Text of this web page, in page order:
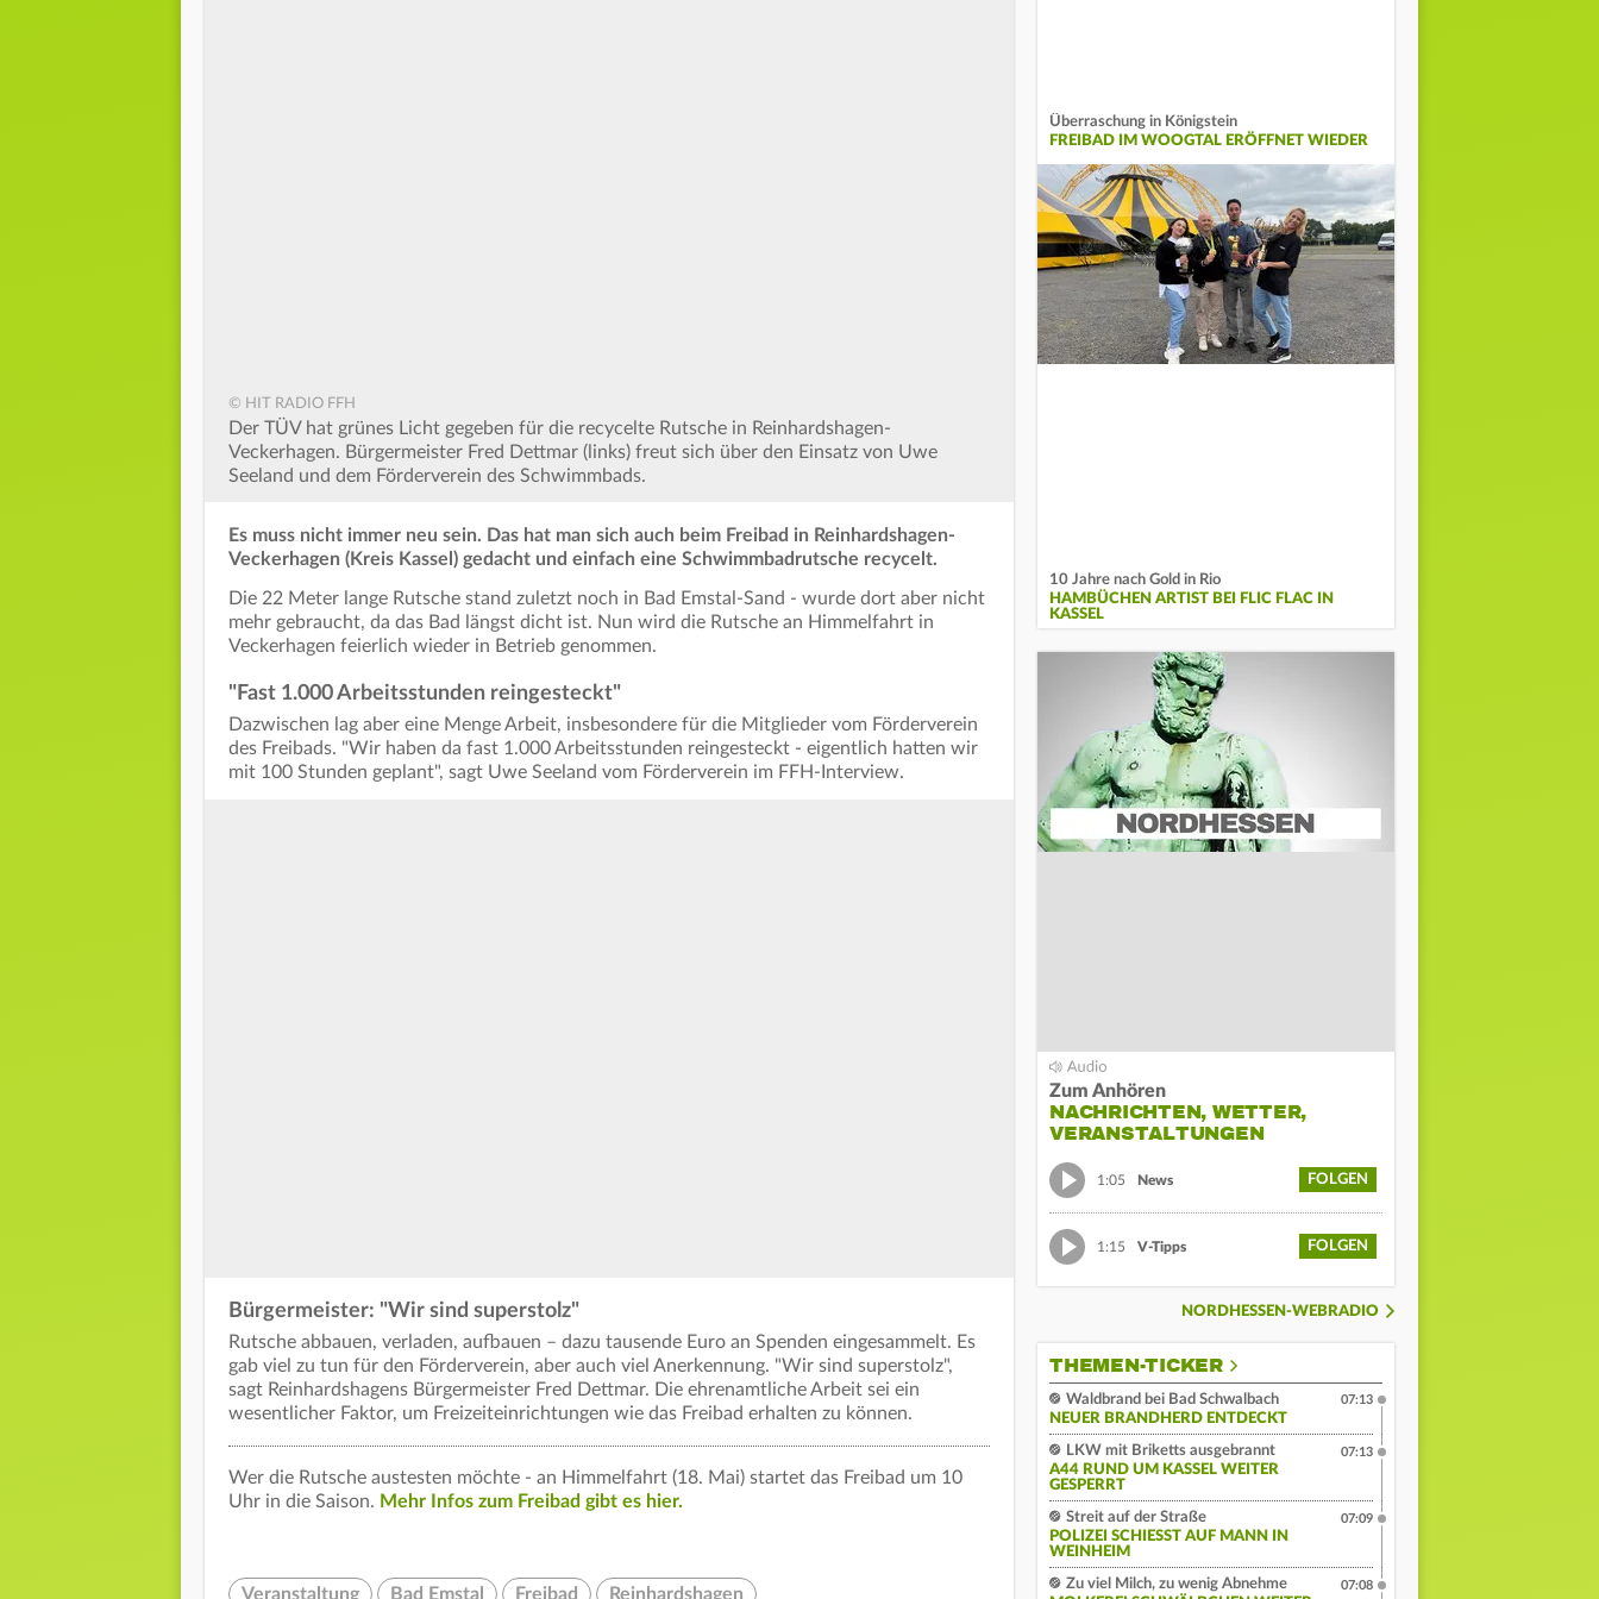
© HIT RADIO FFH
Der TÜV hat grünes Licht gegeben für die recycelte Rutsche in Reinhardshagen-
Veckerhagen. Bürgermeister Fred Dettmar (links) freut sich über den Einsatz von Uwe
Seeland und dem Förderverein des Schwimmbads.
Es muss nicht immer neu sein. Das hat man sich auch beim Freibad in Reinhardshagen-
Veckerhagen (Kreis Kassel) gedacht und einfach eine Schwimmbadrutsche recycelt.
Die 22 Meter lange Rutsche stand zuletzt noch in Bad Emstal-Sand - wurde dort aber nicht
mehr gebraucht, da das Bad längst dicht ist. Nun wird die Rutsche an Himmelfahrt in
Veckerhagen feierlich wieder in Betrieb genommen.
"Fast 1.000 Arbeitsstunden reingesteckt"
Dazwischen lag aber eine Menge Arbeit, insbesondere für die Mitglieder vom Förderverein
des Freibads. "Wir haben da fast 1.000 Arbeitsstunden reingesteckt - eigentlich hatten wir
mit 100 Stunden geplant", sagt Uwe Seeland vom Förderverein im FFH-Interview.
Bürgermeister: "Wir sind superstolz"
Rutsche abbauen, verladen, aufbauen – dazu tausende Euro an Spenden eingesammelt. Es
gab viel zu tun für den Förderverein, aber auch viel Anerkennung. "Wir sind superstolz",
sagt Reinhardshagens Bürgermeister Fred Dettmar. Die ehrenamtliche Arbeit sei ein
wesentlicher Faktor, um Freizeiteinrichtungen wie das Freibad erhalten zu können.
Wer die Rutsche austesten möchte - an Himmelfahrt (18. Mai) startet das Freibad um 10
Uhr in die Saison. Mehr Infos zum Freibad gibt es hier.
Veranstaltung Bad Emstal Freibad Reinhardshagen
Überraschung in Königstein
FREIBAD IM WOOGTAL ERÖFFNET WIEDER
10 Jahre nach Gold in Rio
HAMBÜCHEN ARTIST BEI FLIC FLAC IN
KASSEL
Zum Anhören
NACHRICHTEN, WETTER,
VERANSTALTUNGEN
1:05 News FOLGEN
1:15 V-Tipps FOLGEN
NORDHESSEN-WEBRADIO
THEMEN-TICKER
Waldbrand bei Bad Schwalbach
NEUER BRANDHERD ENTDECKT
07:13
LKW mit Briketts ausgebrannt
A44 RUND UM KASSEL WEITER
GESPERRT
07:13
Streit auf der Straße
POLIZEI SCHIESST AUF MANN IN W
EINHEIM
07:09
Zu viel Milch, zu wenig Abnehme
07:08